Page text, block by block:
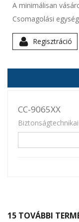
A minimálisan
Csomagolási
Regisztráció
CC-9065XX
15 TOVÁBBI